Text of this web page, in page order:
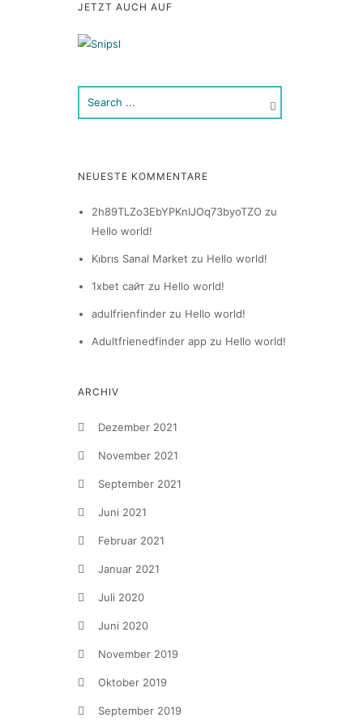
JETZT AUCH AUF
NEUESTE KOMMENTARE
2h89TLZo3EbYPKnIJOq73byoTZO zu
Hello world!
Kıbrıs Sanal Market zu Hello world!
1xbet сайтzu Hello world!
adulfrienfinderzu Hello world!
Adultfrienedfinder appzu Hello world!
ARCHIV
Dezember 2021
November 2021
September 2021
Juni 2021
Februar 2021
Januar 2021
Juli 2020
Juni 2020
November 2019
Oktober 2019
September 2019